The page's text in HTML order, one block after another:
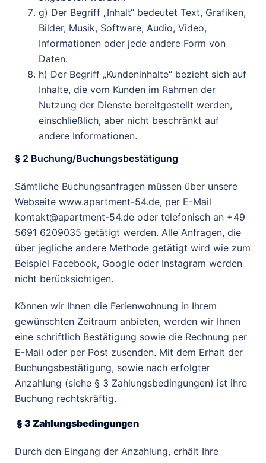
g) Der Begriff „Inhalt“ bedeutet Text, Grafiken,
Bilder, Musik, Software, Audio, Video,
Informationen oder jede andere Form von
Daten.
h) Der Begriff „Kundeninhalte“ bezieht sich auf
Inhalte, die vom Kunden im Rahmen der
Nutzung der Dienste bereitgestellt werden,
einschließlich, aber nicht beschränkt auf
andere Informationen.
§ 2 Buchung/Buchungsbestätigung
Sämtliche Buchungsanfragen müssen über unsere
Webseite www.apartment-54.de, per E-Mail
kontakt@apartment-54.de oder telefonisch an +49
5691 6209035 getätigt werden. Alle Anfragen, die
über jegliche andere Methode getätigt wird wie zum
Beispiel Facebook, Google oder Instagram werden
nicht berücksichtigen.
Können wir Ihnen die Ferienwohnung in Ihrem
gewünschten Zeitraum anbieten, werden wir Ihnen
eine schriftlich Bestätigung sowie die Rechnung per
E-Mail oder per Post zusenden. Mit dem Erhalt der
Buchungsbestätigung, sowie nach erfolgter
Anzahlung (siehe § 3 Zahlungsbedingungen) ist ihre
Buchung rechtskräftig.
§ 3 Zahlungsbedingungen
Durch den Eingang der Anzahlung, erhält Ihre